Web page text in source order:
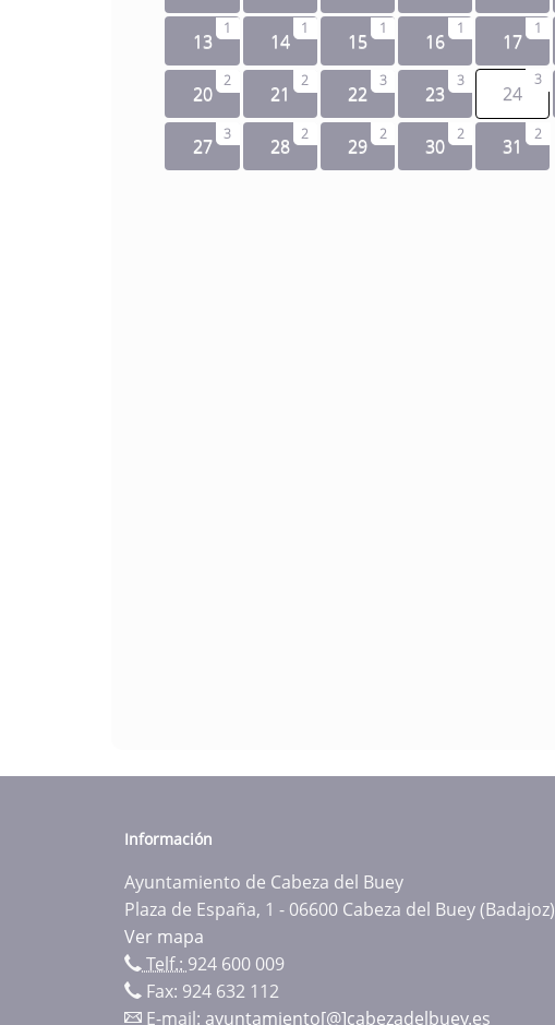
13
1
14
1
15
1
16
1
17
1
20
2
21
2
22
3
23
3
24
3
27
3
28
2
29
2
30
2
31
2
Información
Ayuntamiento de Cabeza del Buey
Plaza de España, 1 - 06600 Cabeza del Buey (Badajoz)
Ver mapa
Telf.: 924 600 009
Fax: 924 632 112
E-mail: ayuntamiento[@]cabezadelbuey.es